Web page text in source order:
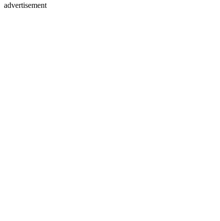
advertisement